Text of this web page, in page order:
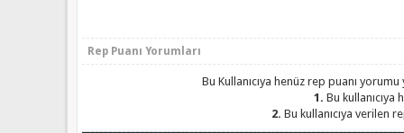
Rep Puanı Yorumları
Bu Kullanıcıya henüz rep puanı
1. Bu
2. Bu kullanıcıya verilen